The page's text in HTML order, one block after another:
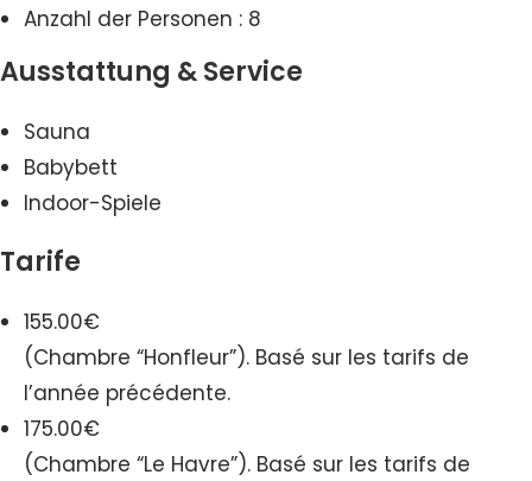
Anzahl der Personen : 8
Ausstattung & Service
Sauna
Babybett
Indoor-Spiele
Tarife
155.00€
(Chambre “Honfleur”). Basé sur les tarifs de
l’année précédente.
175.00€
(Chambre “Le Havre”). Basé sur les tarifs de